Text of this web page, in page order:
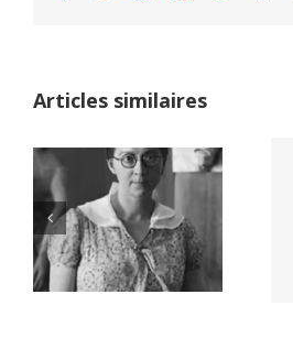
Articles similaires
Netflix Field of
Dreams (1989)